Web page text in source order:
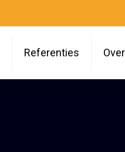
Referenties